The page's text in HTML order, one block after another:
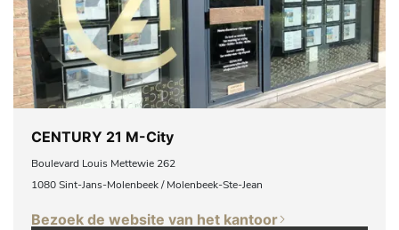
CENTURY 21 M-City
Boulevard Louis Mettewie 262
1080 Sint-Jans-Molenbeek / Molenbeek-Ste-Jean
Bezoek de website van het kantoor